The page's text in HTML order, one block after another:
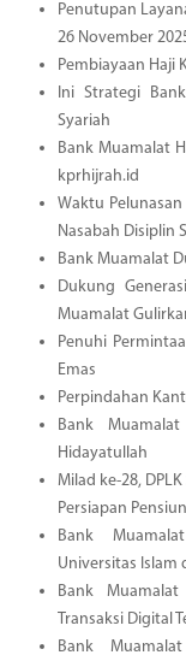
Penutupan
26 November
Pembiayaan Haji
Ini Strategi
Syariah
Bank Muamalat
kprhijrah.id
Waktu
Nasabah Disiplin
Bank Muamalat
Dukung
Muamalat
Penuhi
Emas
Perpindahan
Bank
Hidayatullah
Milad ke-28,
Persiapan Pensiun
Bank
Universitas Islam
Bank
Transaksi Digital
Bank